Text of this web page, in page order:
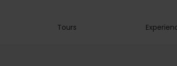
Tours